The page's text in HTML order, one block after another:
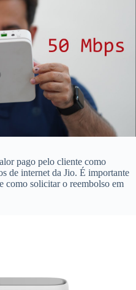
pago pelo cliente como
de internet da Jio. É importante
como solicitar o reembolso em